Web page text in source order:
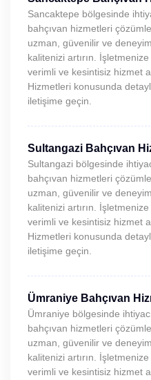
Sancaktepe bölgesinde
bahçıvan hizmetleri
uzman, güvenilir ve
kalitenizi artırın.
verimli ve kesintisiz hizmet
Hizmetleri konusunda
iletişime geçin.
Sultangazi Bahçıvan
Sultangazi bölgesinde
bahçıvan hizmetleri
uzman, güvenilir ve
kalitenizi artırın.
verimli ve kesintisiz hizmet
Hizmetleri konusunda
iletişime geçin.
Ümraniye Bahçıvan
Ümraniye bölgesinde
bahçıvan hizmetleri
uzman, güvenilir ve
kalitenizi artırın.
verimli ve kesintisiz hizmet